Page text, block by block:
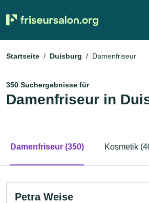
Startseite Duisburg Damenfriseur
350 Suchergebnisse für
Damenfriseur in
Damenfriseur (350) Kosmetik
Petra Weise